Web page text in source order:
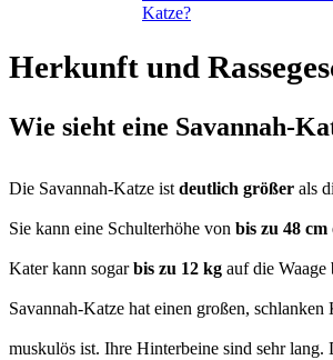
Katze?
Herkunft und
Wie sieht eine Savannah-
Die Savannah-Katze istdeutlich größer als
Sie kann eine Schulterhöhe von bis zu 48 cm
Kater kann sogarbis zu 12 kg auf die
Savannah-Katze hat einen großen,
muskulös ist. Ihre Hinterbeine sind sehr lang.